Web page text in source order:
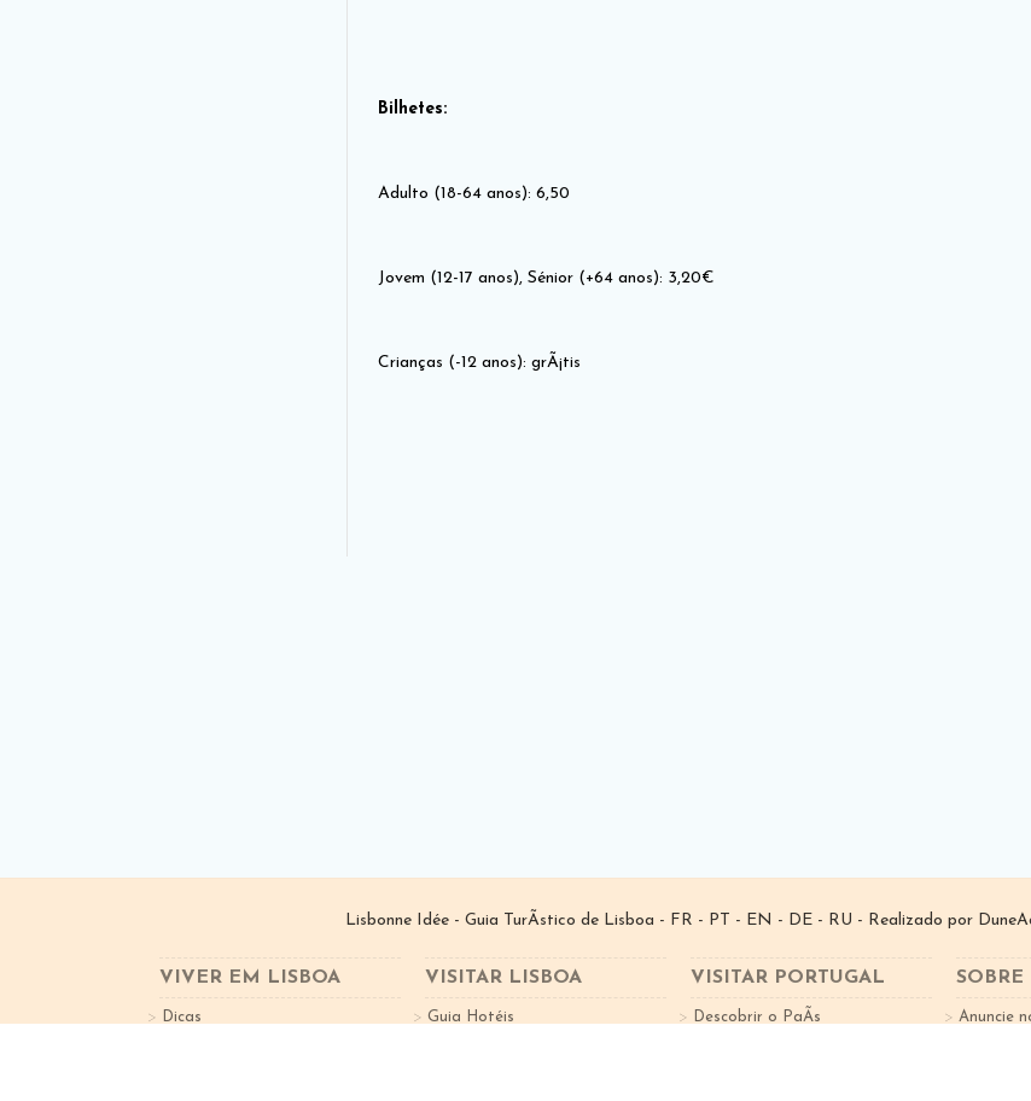
Bilhetes:
Adulto (18-64 anos): 6,50
Jovem (12-17 anos), Sénior (+64 anos): 3,20€
Crianças (-12 anos): grÃ¡tis
Lisbonne Idée - Guia TurÃ­stico de Lisboa - FR - PT - EN - DE - RU - Realizado por
VIVER EM LISBOA
Dicas
VISITAR LISBOA
Guia Hotéis
VISITAR PORTUGAL
Descobrir o PaÃ­s
SOBRE
Anuncie